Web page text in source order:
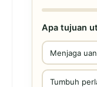
Apa tujuan
Menjaga
Tumbuh